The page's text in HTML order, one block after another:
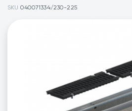
SKU 040071334/230-225